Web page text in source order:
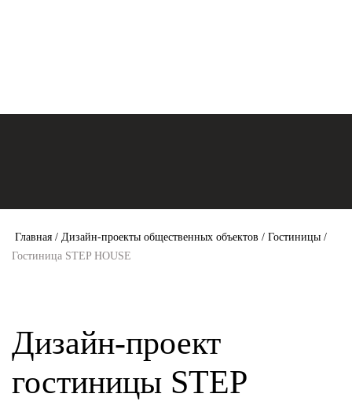
Главная / Дизайн-проекты общественных объектов / Гостиницы /
Гостиница STEP HOUSE
Дизайн-проект
гостиницы STEP